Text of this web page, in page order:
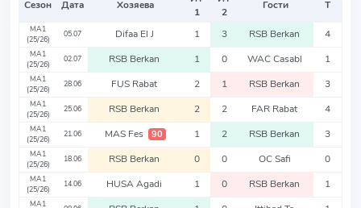
Сезон Дата Хозяева
1
2
Гости Т
MA1
(25/26)
05.07 Difaa El J 1 3 RSB Berkan 4
MA1
(25/26)
02.07 RSB Berkan 1 0 WAC Casabl 1
MA1
(25/26)
28.06 FUS Rabat 2 1 RSB Berkan 3
MA1
(25/26)
25.06 RSB Berkan 2 2 FAR Rabat 4
MA1
(25/26)
21.06 MAS Fes 90 1 2 RSB Berkan 3
MA1
(25/26)
18.06 RSB Berkan 0 0 OC Safi 0
MA1
(25/26)
14.06 HUSA Agadi 1 0 RSB Berkan 1
MA1